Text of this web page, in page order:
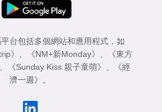
台包括多個網站和應用程式，如
》 《NM+新Monday》
《東方
《Sunday Kiss 親子童萌》
《經
濟一週》
。